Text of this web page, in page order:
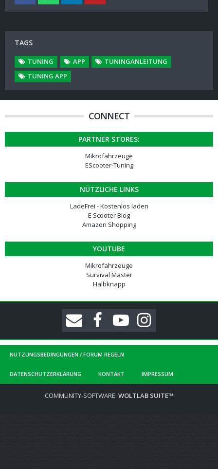
TAGS
TUNING APP
TUNINGANLEITUNG
TUNING APP
CONNECT
PARTNER STORES:
Mikrofahrzeuge
EScooter-Tuning
NÜTZLICHE LINKS
LadeFrei - Kostenlos laden
E Scooter Blog
Amazon Shopping
YOUTUBE
Mikrofahrzeuge
Survival Master
Halbknapp
NUTZUNGSBEDINGUNGEN / FORUM REGELN
DATENSCHUTZERKLÄRUNG KONTAKT IMPRESSUM
COMMUNITY-SOFTWARE: WOLTLAB SUITE™